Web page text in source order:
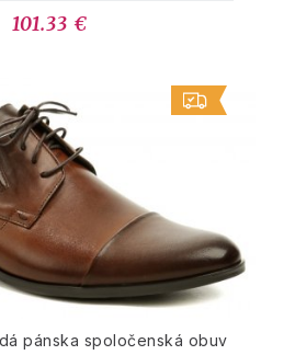
101.33 €
pánska spoločenská obuv